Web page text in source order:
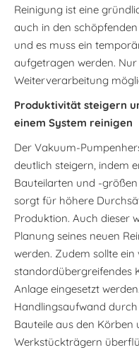
Reinigung ist eine
auch in den
und es muss ein
aufgetragen werden.
Weiterverarbeitung
Produktivität steigern
einem System reinigen
Der Vakuum-
deutlich steigern, indem
Bauteilarten und -
sorgt für höhere
Produktion. Auch dieser
Planung seines neuen
werden. Zudem sollte
standordübergreifendes
Anlage eingesetzt
Handlingsaufwand
Bauteile aus den Körben
Werkstückträgern